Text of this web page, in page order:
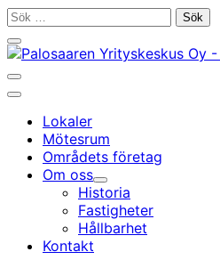
Gå
innehållet
Sök
Stäng
sökfältet
Öppna/stäng
sökfältet
Huvudmeny
Lokaler
Mötesrum
Områdets företag
Om oss
Undermeny
Historia
Fastigheter
Hållbarhet
Kontakt